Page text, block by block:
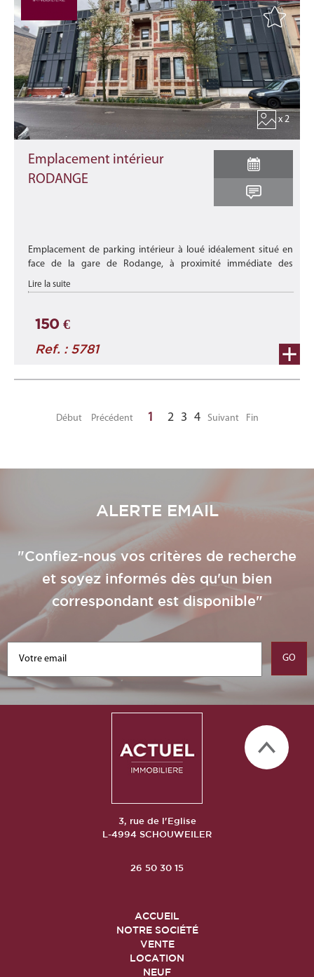
x 2
Emplacement intérieur
RODANGE
Emplacement de parking intérieur à loué idéalement situé en
face de la gare de Rodange, à proximité immédiate des
commerces, des crèches, des transports en commun et de
toutes les commodités ...
Lire la suite
150 €
Ref. : 5781
Début Précédent 1 2 3 4 Suivant Fin
ALERTE EMAIL
"Confiez-nous vos critères de recherche
et soyez informés dès qu'un bien
correspondant est disponible"
3, rue de l'Eglise
L-4994 SCHOUWEILER
26 50 30 15
ACCUEIL
NOTRE SOCIÉTÉ
VENTE
LOCATION
NEUF